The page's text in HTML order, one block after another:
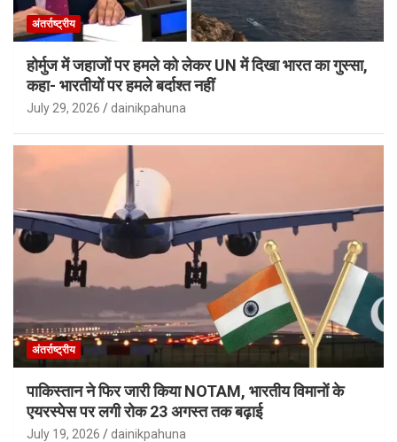
अंतर्राष्ट्रीय
होर्मुज में जहाजों पर हमले को लेकर UN में दिखा भारत का गुस्सा,
कहा- भारतीयों पर हमले बर्दाश्त नहीं
July 29, 2026 dainikpahuna
अंतर्राष्ट्रीय
पाकिस्तान ने फिर जारी किया NOTAM, भारतीय विमानों के
एयरस्पेस पर लगी रोक 23 अगस्त तक बढ़ाई
July 19, 2026 dainikpahuna